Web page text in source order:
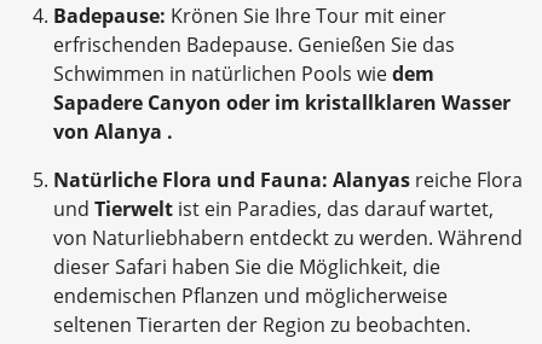
Badepause: Krönen Sie Ihre Tour mit einer
erfrischenden Badepause. Genießen Sie das
Schwimmen in natürlichen Pools wiedem
Sapadere Canyon oder im kristallklaren Wasser
von Alanya .
Natürliche Flora und Fauna: Alanyas reiche Flora
und Tierwelt ist ein Paradies, das darauf wartet,
von Naturliebhabern entdeckt zu werden. Während
dieser Safari haben Sie die Möglichkeit, die
endemischen Pflanzen und möglicherweise
seltenen Tierarten der Region zu beobachten.